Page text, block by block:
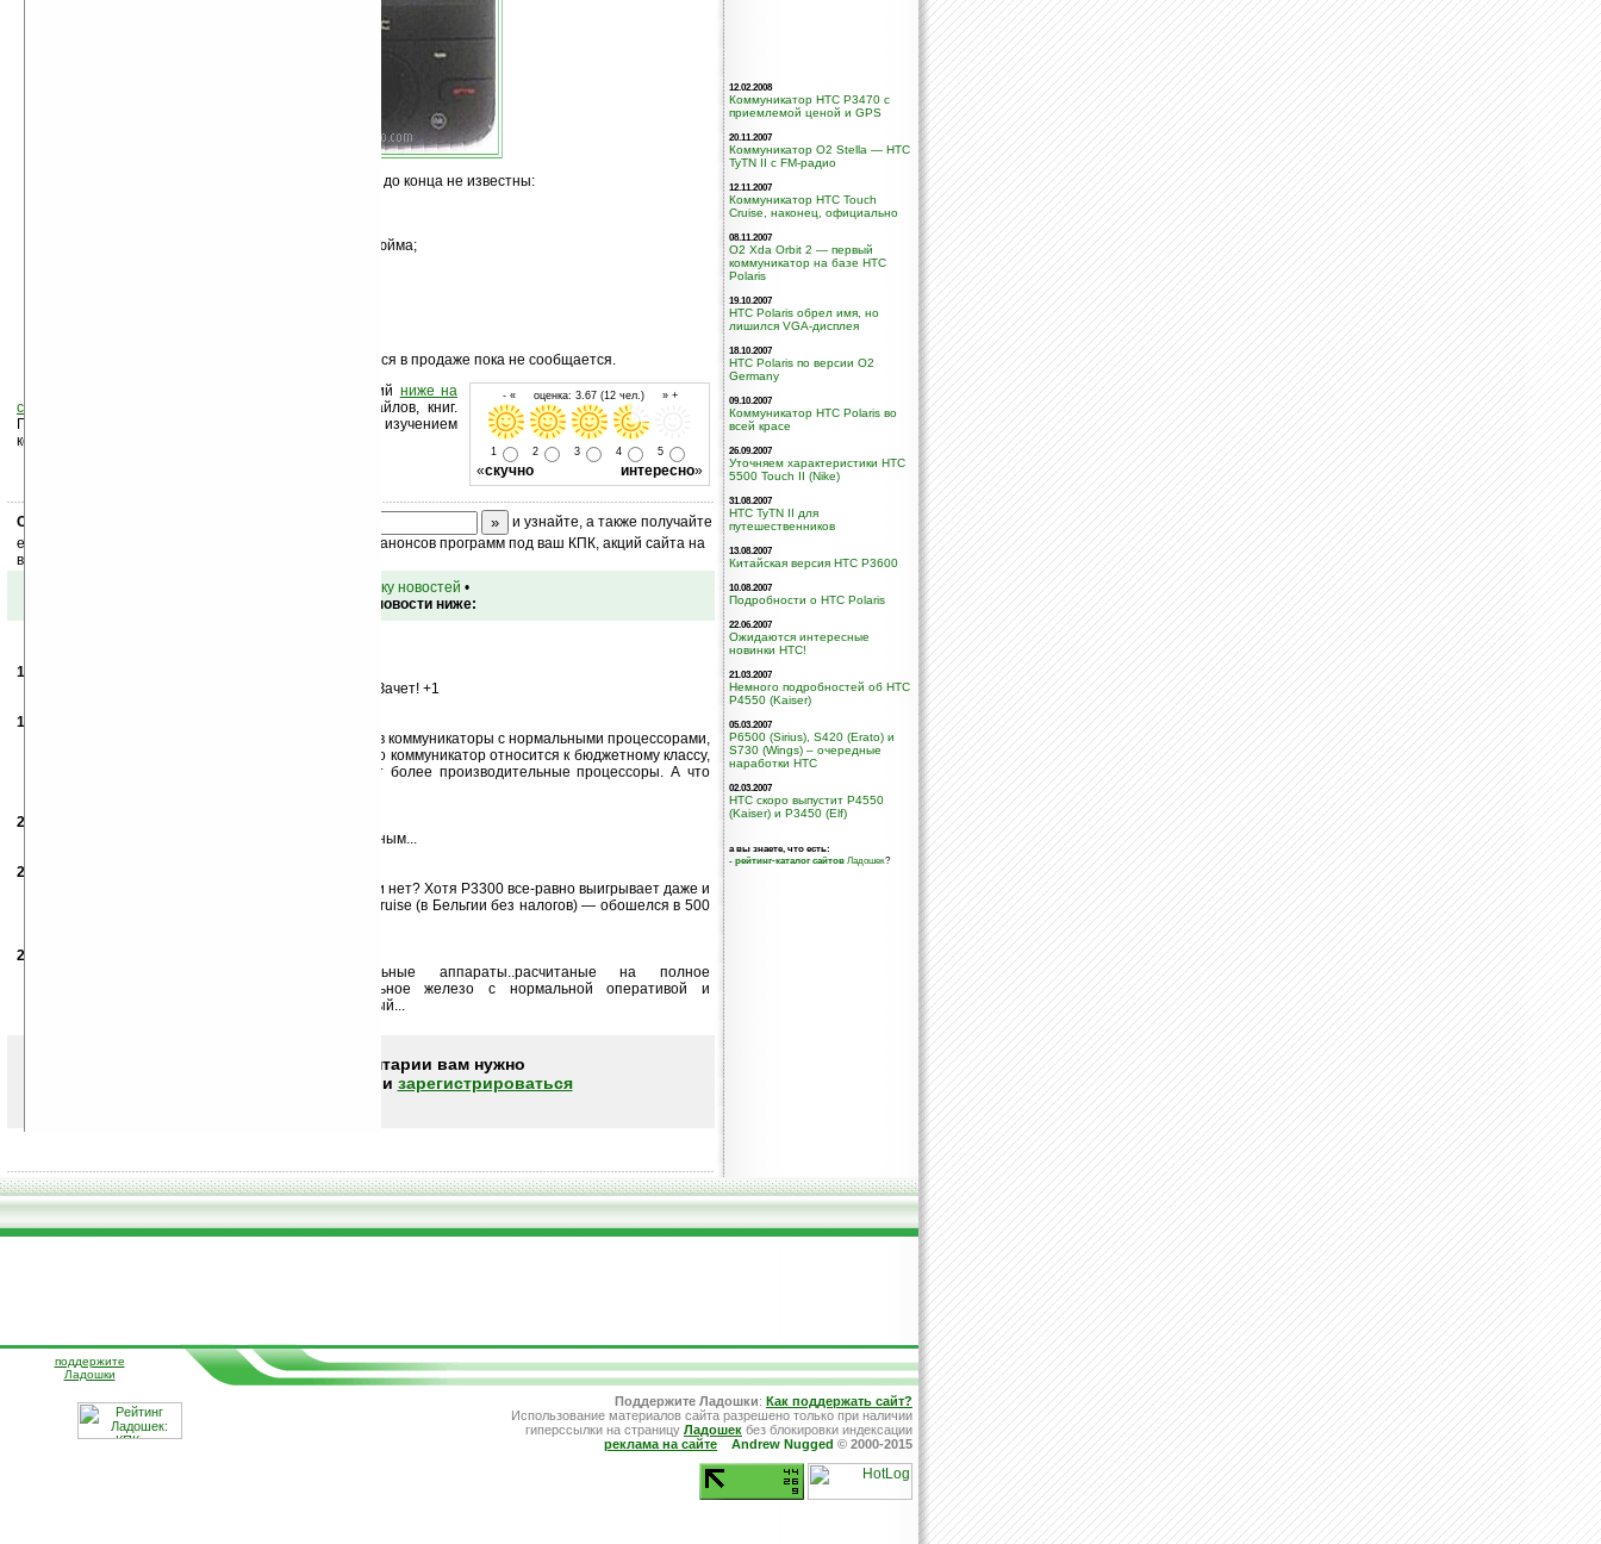
Технические характеристики новинки пока еще до конца не известны:
сенсорный QVGA-дисплей с диагональю 2,8 дюйма;
О том, когда и по какой цене HTC P3470 появится в продаже пока не сообщается.
- « оценка: 3.67 (12 чел.) » +
1 2 3 4 5
«скучно интересно»
Оцените новость и оставьте свой комментарий ниже на
странице
на рассылку новостей, файлов, книг.
Поддержите Ладошки своей посещаемостью, изучением
коммерческой информации, ссылками.
Скоро
и узнайте, а также получайте
ежедневный или еженедельный дайджест новостей, анонсов программ под ваш КПК, акций сайта на
ваш почтовый ящик.
вернуться к списку новостей •
Обсуждение этой новости ниже:
17.01.2008
О!!! Это что то новенькое. 128/256 при проце 200!!! Зачет! +1
17.01.2008
Только я думал, что HTC взялась за голову выпустив коммуникаторы с нормальными процессорами,
так нет же, они опять за свое. Конечно понятно, что коммуникатор относится к бюджетному классу,
но Rover на свои устройства этого класса ставит более производительные процессоры. А что
21.01.2008
Не думаю, что такой убогий девайс станет популярным...
22.01.2008
Ну, если цена будет в районе 300 евро, почему бы и нет? Хотя Р3300 все-равно выигрывает даже и
за 400 евро. Я вот недавно приобрел HTC Touch Cruise (в Бельгии без налогов) — обошелся в 500
20.05.2008
и когда же будут выпускаться нормальные аппараты..расчитаные на полное
использование..почему бы не делать нормальное железо с нормальной оперативой и
процесорами..ведь вид у аппарато HTC симпатичный...
Чтобы писать комментарии вам нужно
или зарегистрироваться
12.02.2008
Коммуникатор HTC P3470 с
приемлемой ценой и GPS
20.11.2007
Коммуникатор O2 Stella — HTC
TyTN II c FM-радио
12.11.2007
Коммуникатор HTC Touch
Cruise, наконец, официально
08.11.2007
O2 Xda Orbit 2 — первый
коммуникатор на базе HTC
Polaris
19.10.2007
HTC Polaris обрел имя, но
лишился VGA-дисплея
18.10.2007
HTC Polaris по версии O2
Germany
09.10.2007
Коммуникатор HTC Polaris во
всей красе
26.09.2007
Уточняем характеристики HTC
5500 Touch II (Nike)
31.08.2007
HTC TyTN II для
путешественников
13.08.2007
Китайская версия HTC P3600
10.08.2007
Подробности о HTC Polaris
22.06.2007
Ожидаются интересные
новинки HTC!
21.03.2007
Немного подробностей об HTC
P4550 (Kaiser)
05.03.2007
P6500 (Sirius), S420 (Erato) и
S730 (Wings) – очередные
наработки HTC
02.03.2007
HTC скоро выпустит P4550
(Kaiser) и P3450 (Elf)
а вы знаете, что есть:
- рейтинг-каталог сайтов Ладошек?
поддержите
Ладошки
Поддержите Ладошки: Как поддержать сайт?
Использование материалов сайта разрешено только при наличии
гиперссылки на страницу Ладошек без блокировки индексации
реклама на сайте
Andrew Nugged © 2000-2015